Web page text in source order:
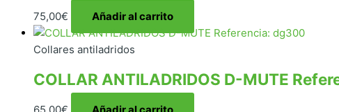
75,00€ Añadir al carrito
Collares antiladridos
COLLAR ANTILADRIDOS D-MUTE